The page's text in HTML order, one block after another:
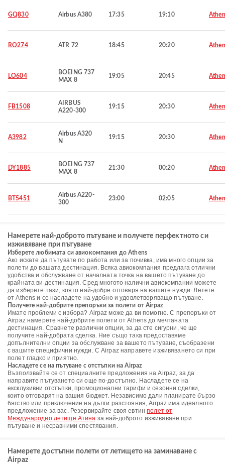
GQ830 Airbus A380 17:35 19:10
RO274 ATR 72 18:45 20:20
LO604
BOEING 737
MAX 8
19:05 20:45
FB1508
AIRBUS
A220-300
19:15 20:30
A3982
Airbus A320
N
19:15 20:30
DY1885
BOEING 737
MAX 8
21:30 00:20
BT5451
Airbus A220-
300
23:00 02:05
Намерете най-доброто пътуване и получете перфектното си
изживяване при пътуване
Изберете любимата си авиокомпания до Athens
Ако искате да пътувате по работа или за почивка, има много опции за
полети до вашата дестинация. Всяка авиокомпания предлага отлични
удобства и обслужване от началната точка на вашето пътуване до
крайната ви дестинация. Сред многото налични авиокомпании можете
да изберете тази, която най-добре отговаря на вашите нужди. Летете
от Athens и се насладете на удобно и удовлетворяващо пътуване.
Получете най-добрите препоръки за полети от Airpaz
Имате проблеми с избора? Airpaz може да ви помогне. С препоръки от
Airpaz намерете най-добрите полети от Athens до мечтаната
дестинация. Сравнете различни опции, за да сте сигурни, че ще
получите най-добрата сделка. Ние също така предоставяме
допълнителни опции за обслужване за вашето пътуване, съобразени
с вашите специфични нужди. С Airpaz направете изживяването си при
полет гладко и приятно.
Насладете се на пътуване с отстъпки на Airpaz
Възползвайте се от специалните предложения на Airpaz, за да
направите пътуването си още по-достъпно. Насладете се на
ексклузивни отстъпки, промоционални тарифи и сезонни сделки,
които отговарят на вашия бюджет. Независимо дали планирате бързо
бягство или приключение на дълги разстояния, Airpaz има идеалното
предложение за вас. Резервирайте своя евтинполет от
Международно летище Атина за най-доброто изживяване при
пътуване и несравними спестявания.
Намерете достъпни полети от летището на заминаване с
Airpaz